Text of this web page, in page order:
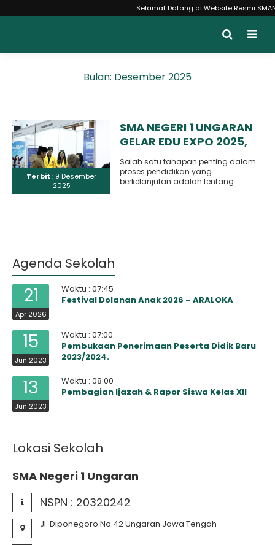
Selamat Datang di Website Resmi
Bulan: Desember 2025
Terbit : 9 Desember
2025
SMA NEGERI 1 UNGARAN
GELAR EDU EXPO 2025,
WUJUD KESERIUSAN
MENGAKOMODASI
KEBUTUHAN PESERTA
Salah satu tahapan penting dalam
proses pendidikan yang
berkelanjutan adalah tentang
Agenda Sekolah
21
Apr 2026
Waktu : 07:45
Festival Dolanan Anak 2026 – ARALOKA
15
Jun 2023
Waktu : 07:00
Pembukaan Penerimaan Peserta Didik Baru
2023/2024.
13
Jun 2023
Waktu : 08:00
Pembagian Ijazah & Rapor Siswa Kelas XII
Lokasi Sekolah
SMA Negeri 1 Ungaran
NSPN : 20320242
Jl. Diponegoro No.42 Ungaran Jawa Tengah